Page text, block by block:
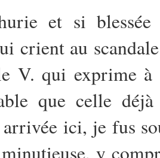
et si
crient au
V. qui exprime à
que celle
ici, je fus
y